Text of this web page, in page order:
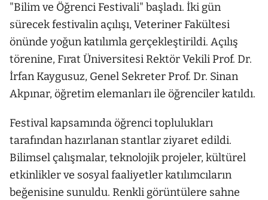
"Bilim ve Öğrenci Festivali" başladı. İki gün
sürecek festivalin açılışı, Veteriner Fakültesi
önünde yoğun katılımla gerçekleştirildi. Açılış
törenine, Fırat Üniversitesi Rektör Vekili Prof. Dr.
İrfan Kaygusuz, Genel Sekreter Prof. Dr. Sinan
Akpınar, öğretim elemanları ile öğrenciler katıldı.
Festival kapsamında öğrenci toplulukları
tarafından hazırlanan stantlar ziyaret edildi.
Bilimsel çalışmalar, teknolojik projeler, kültürel
etkinlikler ve sosyal faaliyetler katılımcıların
beğenisine sunuldu. Renkli görüntülere sahne